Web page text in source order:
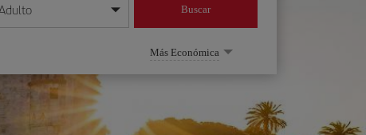
día/mes/año
Buscar
Más Económica